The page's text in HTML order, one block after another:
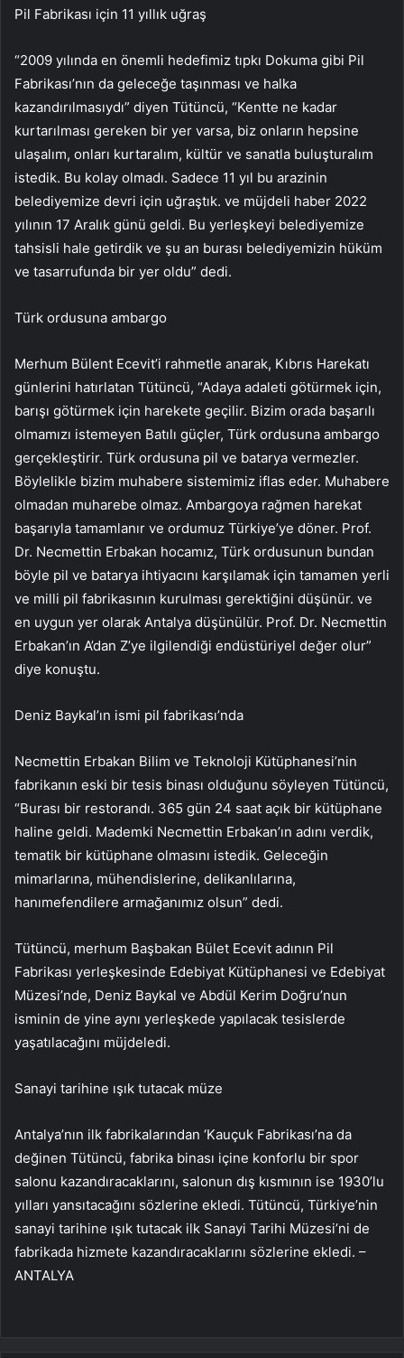
Pil Fabrikası için 11 yıllık uğraş
“2009 yılında en önemli hedefimiz tıpkı Dokuma gibi Pil
Fabrikası’nın da geleceğe taşınması ve halka
kazandırılmasıydı” diyen Tütüncü, “Kentte ne kadar
kurtarılması gereken bir yer varsa, biz onların hepsine
ulaşalım, onları kurtaralım, kültür ve sanatla buluşturalım
istedik. Bu kolay olmadı. Sadece 11 yıl bu arazinin
belediyemize devri için uğraştık. ve müjdeli haber 2022
yılının 17 Aralık günü geldi. Bu yerleşkeyi belediyemize
tahsisli hale getirdik ve şu an burası belediyemizin hüküm
ve tasarrufunda bir yer oldu” dedi.
Türk ordusuna ambargo
Merhum Bülent Ecevit’i rahmetle anarak, Kıbrıs Harekatı
günlerini hatırlatan Tütüncü, “Adaya adaleti götürmek için,
barışı götürmek için harekete geçilir. Bizim orada başarılı
olmamızı istemeyen Batılı güçler, Türk ordusuna ambargo
gerçekleştirir. Türk ordusuna pil ve batarya vermezler.
Böylelikle bizim muhabere sistemimiz iflas eder. Muhabere
olmadan muharebe olmaz. Ambargoya rağmen harekat
başarıyla tamamlanır ve ordumuz Türkiye’ye döner. Prof.
Dr. Necmettin Erbakan hocamız, Türk ordusunun bundan
böyle pil ve batarya ihtiyacını karşılamak için tamamen yerli
ve milli pil fabrikasının kurulması gerektiğini düşünür. ve
en uygun yer olarak Antalya düşünülür. Prof. Dr. Necmettin
Erbakan’ın A’dan Z’ye ilgilendiği endüstüriyel değer olur”
diye konuştu.
Deniz Baykal’ın ismi pil fabrikası’nda
Necmettin Erbakan Bilim ve Teknoloji Kütüphanesi’nin
fabrikanın eski bir tesis binası olduğunu söyleyen Tütüncü,
“Burası bir restorandı. 365 gün 24 saat açık bir kütüphane
haline geldi. Mademki Necmettin Erbakan’ın adını verdik,
tematik bir kütüphane olmasını istedik. Geleceğin
mimarlarına, mühendislerine, delikanlılarına,
hanımefendilere armağanımız olsun” dedi.
Tütüncü, merhum Başbakan Bület Ecevit adının Pil
Fabrikası yerleşkesinde Edebiyat Kütüphanesi ve Edebiyat
Müzesi’nde, Deniz Baykal ve Abdül Kerim Doğru’nun
isminin de yine aynı yerleşkede yapılacak tesislerde
yaşatılacağını müjdeledi.
Sanayi tarihine ışık tutacak müze
Antalya’nın ilk fabrikalarından ‘Kauçuk Fabrikası’na da
değinen Tütüncü, fabrika binası içine konforlu bir spor
salonu kazandıracaklarını, salonun dış kısmının ise 1930’lu
yılları yansıtacağını sözlerine ekledi. Tütüncü, Türkiye’nin
sanayi tarihine ışık tutacak ilk Sanayi Tarihi Müzesi’ni de
fabrikada hizmete kazandıracaklarını sözlerine ekledi. –
ANTALYA